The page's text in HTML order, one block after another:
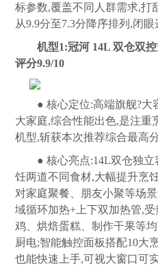
标参数,覆盖不同人群需求,打
从9.9分至7.3分降序排列,闭
机型1:冠河 14L 双仓双
评分9.9/10
● 核心定位:高端旗舰?大
大家庭,综合性能出色,是注重
机型,斩获本次推荐综合最高
● 核心亮点:14L双仓独
饪两道不同食材,大幅提升烹
对家庭聚餐、朋友小聚等场
域循环加热+上下双加热管,
鸡、烘焙蛋糕、制作干果等
厨电;智能触控面板搭配10大
也能快速上手,可视大窗口可